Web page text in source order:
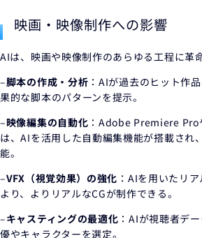
映画・映像制作への影響
AIは、映画や映像制作のあらゆる工程に革
–脚本の作成・分析 ：AIが過去のヒット作
果的な脚本のパターンを提示。
–映像編集の自動化 ：Adobe Premiere
は、AIを活用した自動編集機能が搭載され
能。
–VFX（視覚効果）の強化 ：AIを用いたリ
より、よりリアルなCGが制作できる。
–キャスティングの最適化 ：AIが視聴者デ
優やキャラクターを選定。